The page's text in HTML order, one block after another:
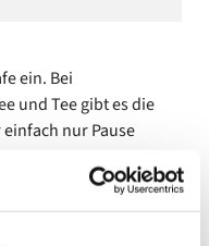
ein. Bei
und Tee gibt es die
nur Pause